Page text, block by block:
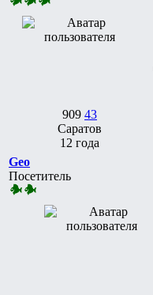
909 43
Саратов
12 года
Geo
Посетитель